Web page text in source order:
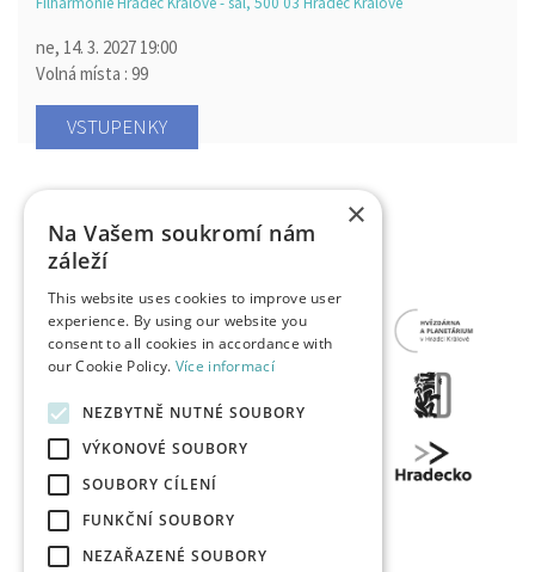
ne, 14. 3. 2027 19:00
Volná místa : 99
VSTUPENKY
×
Na Vašem soukromí nám
záleží
This website uses cookies to improve user
experience. By using our website you
consent to all cookies in accordance with
our Cookie Policy. Více informací
NEZBYTNĚ NUTNÉ SOUBORY
VÝKONOVÉ SOUBORY
SOUBORY CÍLENÍ
FUNKČNÍ SOUBORY
NEZAŘAZENÉ SOUBORY